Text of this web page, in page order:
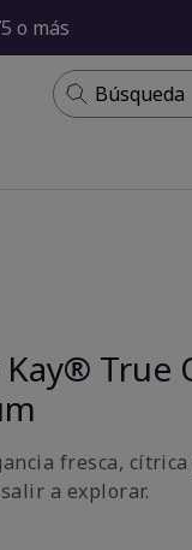
o más
Búsqueda
Kay® True
fresca,
a explorar.